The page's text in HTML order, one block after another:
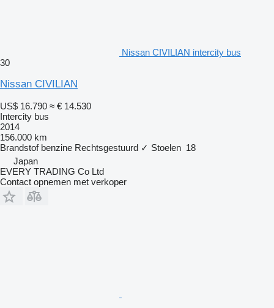
Nissan CIVILIAN intercity bus
30
Nissan CIVILIAN
US$ 16.790 ≈ € 14.530
Intercity bus
2014
156.000 km
Brandstof benzine Rechtsgestuurd ✓ Stoelen 18
Japan
EVERY TRADING Co Ltd
Contact opnemen met verkoper